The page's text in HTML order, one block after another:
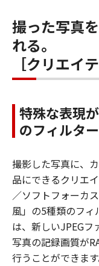
撮った写真
れる。
［クリエイ
特殊な表現
のフィルター
撮影した写真に、
品にできるクリエ
／ソフトフォーカ
風」の5種類のフ
は、新しいJPEGフ
写真の記録画質が
行うことができます